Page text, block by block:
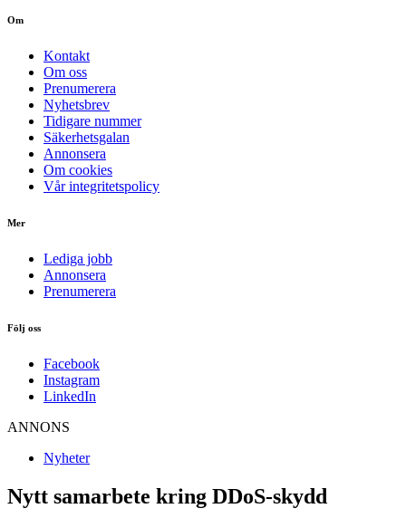
Om
Kontakt
Om oss
Prenumerera
Nyhetsbrev
Tidigare nummer
Säkerhetsgalan
Annonsera
Om cookies
Vår integritetspolicy
Mer
Lediga jobb
Annonsera
Prenumerera
Följ oss
Facebook
Instagram
LinkedIn
ANNONS
Nyheter
Nytt samarbete kring DDoS-skydd